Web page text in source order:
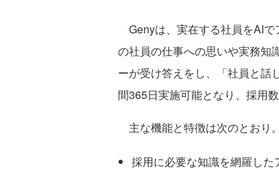
Genyは、実在する社員をAIで
の社員の仕事への思いや実務知
ーが受け答えをし、「社員と話
間365日実施可能となり、採用
主な機能と特徴は次のとおり。
採用に必要な知識を網羅した